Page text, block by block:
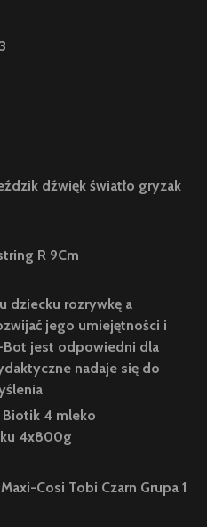
dźwięk światło gryzak
R 9Cm
dziecku rozrywkę a
jego umiejętności i
Bot jest odpowiedni dla
nadaje się do
4 mleko
4x800g
Cosi Tobi Czarn Grupa 1